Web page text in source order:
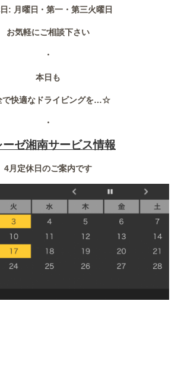
: 月曜日・第一・第三火曜日
お気軽にご相談下さい
・
本日も
で快適なドライビングを…☆
・
ーゼ湘南サービス情報
4月定休日のご案内です